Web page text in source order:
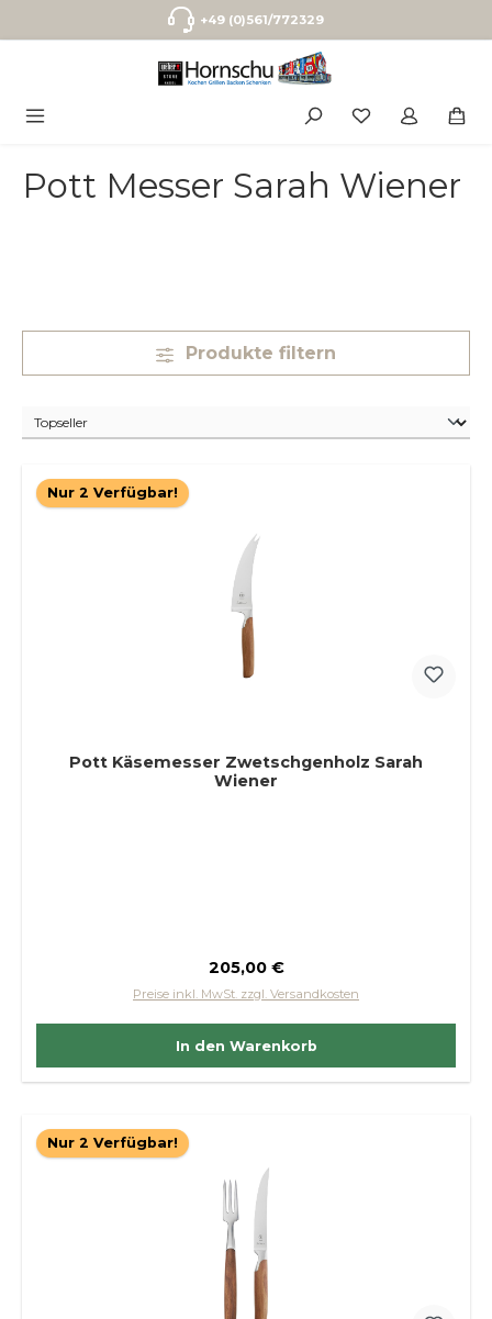
Zum Hauptinhalt springen+49 (0)561/772329
Pott Messer Sarah Wiener
Produkte filtern
Nur 2 Verfügbar!
Pott Käsemesser Zwetschgenholz Sarah
Wiener
Regulärer Preis:
205,00 €
Preise inkl. MwSt. zzgl. Versandkosten
In den Warenkorb
Nur 2 Verfügbar!